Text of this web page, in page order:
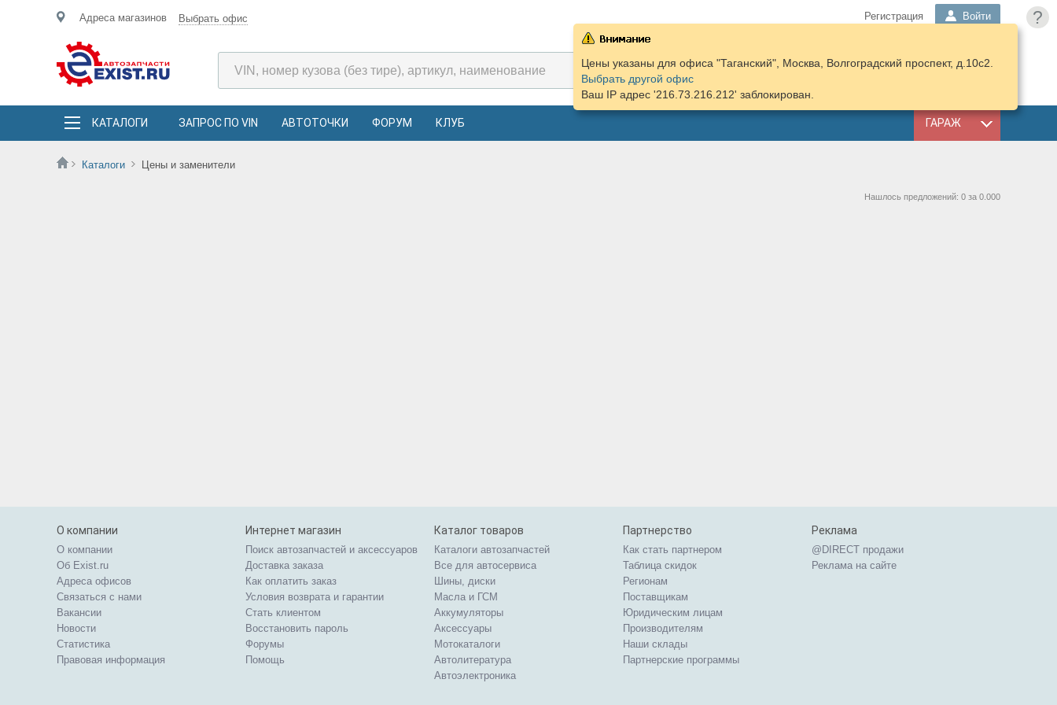
?
Адреса магазинов Выбрать офис Регистрация Войти
КОРЗИНА
ПОДОБРАТЬ
КАТАЛОГИ ЗАПРОС ПО VIN АВТОТОЧКИ ФОРУМ КЛУБ ГАРАЖ
Каталоги Цены и заменители
Цены указаны для офиса "Таганский", Москва, Волгоградский проспект, д.10с2.
Выбрать другой офис
Ваш IP адрес '216.73.216.212' заблокирован.
Нашлось предложений: 0 за 0.000
О компании
О компании
Об Exist.ru
Адреса офисов
Связаться с нами
Вакансии
Новости
Статистика
Правовая информация
Интернет магазин
Поиск автозапчастей и аксессуаров
Доставка заказа
Как оплатить заказ
Условия возврата и гарантии
Стать клиентом
Восстановить пароль
Форумы
Помощь
Каталог товаров
Каталоги автозапчастей
Все для автосервиса
Шины, диски
Масла и ГСМ
Аккумуляторы
Аксессуары
Мотокаталоги
Автолитература
Автоэлектроника
Партнерство
Как стать партнером
Таблица скидок
Регионам
Поставщикам
Юридическим лицам
Производителям
Наши склады
Партнерские программы
Реклама
@DIRECT продажи
Реклама на сайте